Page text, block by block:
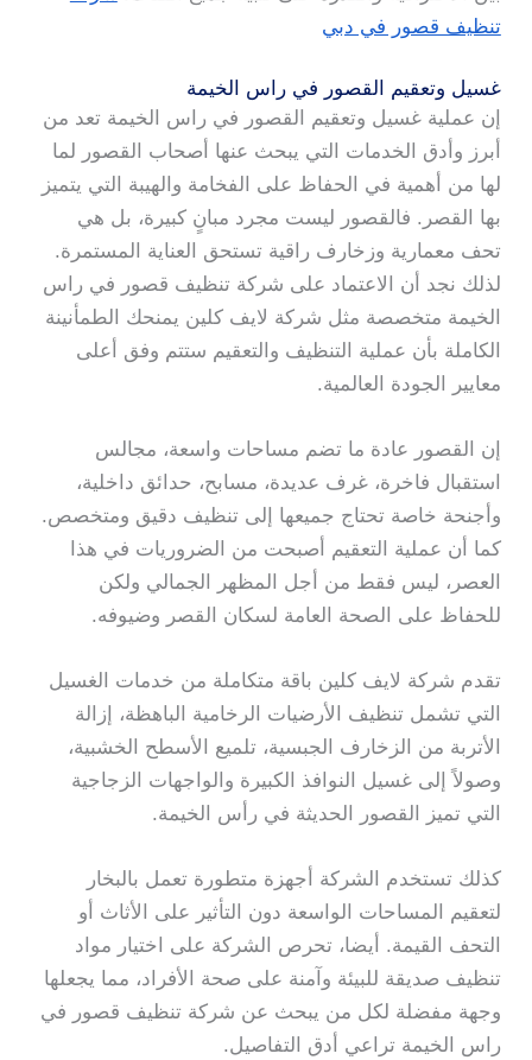
تنظيف قصور في دبي
غسيل وتعقيم القصور في راس الخيمة
إن عملية غسيل وتعقيم القصور في راس الخيمة تعد من
أبرز وأدق الخدمات التي يبحث عنها أصحاب القصور لما
لها من أهمية في الحفاظ على الفخامة والهيبة التي يتميز
بها القصر. فالقصور ليست مجرد مبانٍ كبيرة، بل هي
تحف معمارية وزخارف راقية تستحق العناية المستمرة.
لذلك نجد أن الاعتماد على شركة تنظيف قصور في راس
الخيمة متخصصة مثل شركة لايف كلين يمنحك الطمأنينة
الكاملة بأن عملية التنظيف والتعقيم ستتم وفق أعلى
معايير الجودة العالمية.
إن القصور عادة ما تضم مساحات واسعة، مجالس
استقبال فاخرة، غرف عديدة، مسابح، حدائق داخلية،
وأجنحة خاصة تحتاج جميعها إلى تنظيف دقيق ومتخصص.
كما أن عملية التعقيم أصبحت من الضروريات في هذا
العصر، ليس فقط من أجل المظهر الجمالي ولكن
للحفاظ على الصحة العامة لسكان القصر وضيوفه.
تقدم شركة لايف كلين باقة متكاملة من خدمات الغسيل
التي تشمل تنظيف الأرضيات الرخامية الباهظة، إزالة
الأتربة من الزخارف الجبسية، تلميع الأسطح الخشبية،
وصولاً إلى غسيل النوافذ الكبيرة والواجهات الزجاجية
التي تميز القصور الحديثة في رأس الخيمة.
كذلك تستخدم الشركة أجهزة متطورة تعمل بالبخار
لتعقيم المساحات الواسعة دون التأثير على الأثاث أو
التحف القيمة. أيضا، تحرص الشركة على اختيار مواد
تنظيف صديقة للبيئة وآمنة على صحة الأفراد، مما يجعلها
وجهة مفضلة لكل من يبحث عن شركة تنظيف قصور في
راس الخيمة تراعي أدق التفاصيل.